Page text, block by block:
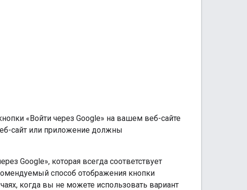
«Войти через Google» на вашем веб-сайте
сайт или приложение должны
Google», которая всегда соответствует
способ отображения кнопки
когда вы не можете использовать вариант